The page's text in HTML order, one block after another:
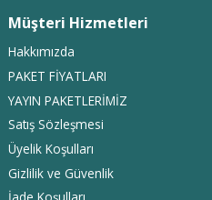
Müşteri Hizmetleri
Hakkımızda
PAKET FİYATLARI
YAYIN PAKETLERİMİZ
Satış Sözleşmesi
Üyelik Koşulları
Gizlilik ve Güvenlik